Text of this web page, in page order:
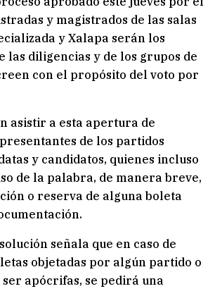
y magistrados de las salas
y Xalapa serán los
las diligencias y de los grupos de
con el propósito del voto por
asistir a esta apertura de
de los partidos
y candidatos, quienes incluso
de la palabra, de manera breve,
o reserva de alguna boleta
señala que en caso de
objetadas por algún partido o
ser apócrifas, se pedirá una